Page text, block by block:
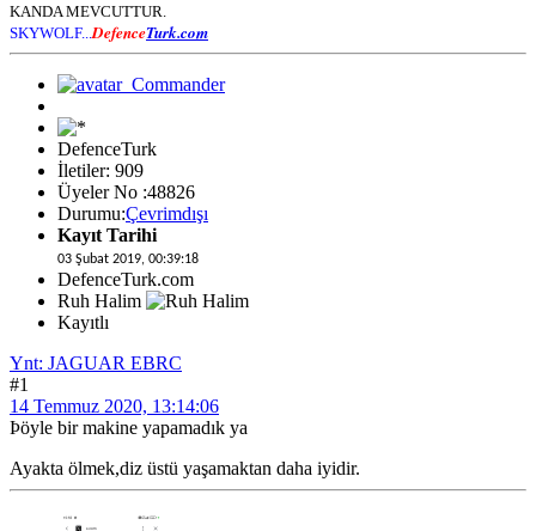
KANDA MEVCUTTUR.
SKYWOLF... DefenceTurk.com
DefenceTurk
İletiler: 909
Üyeler No :48826
Durumu:Çevrimdışı
Kayıt Tarihi
03 Şubat 2019, 00:39:18
DefenceTurk.com
Ruh Halim
Kayıtlı
Ynt: JAGUAR EBRC
#1
14 Temmuz 2020, 13:14:06
Þöyle bir makine yapamadık ya
Ayakta ölmek,diz üstü yaşamaktan daha iyidir.